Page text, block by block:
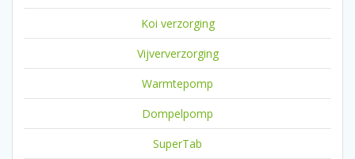
Koi verzorging
Vijververzorging
Warmtepomp
Dompelpomp
SuperTab